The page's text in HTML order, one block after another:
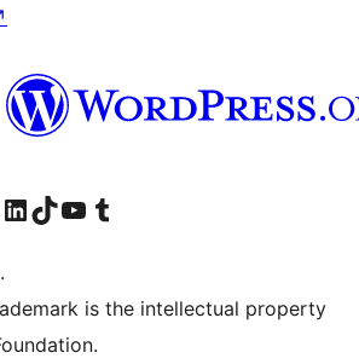
paskyroje
Instagram account
Visit our LinkedIn account
Apsilankykite mūsų TikTok paskyroje
Visit our YouTube channel
Apsilankykite mūsų Tumblr paskyroje
is the intellectual property